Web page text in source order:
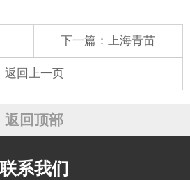
下一篇： 上海青苗
返回上一页
返回顶部
联系我们